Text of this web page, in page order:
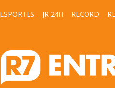
ESPORTES JR 24H RECORD